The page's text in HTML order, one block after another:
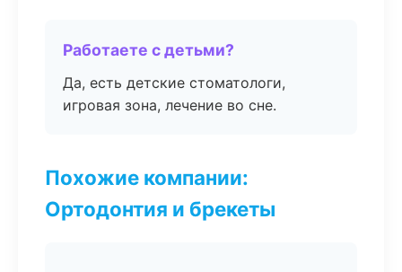
Работаете с детьми?
Да, есть детские стоматологи,
игровая зона, лечение во сне.
Похожие компании:
Ортодонтия и брекеты